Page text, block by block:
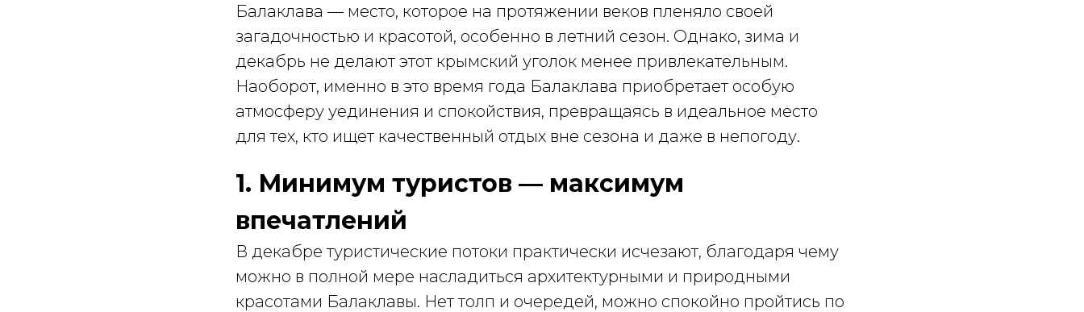
Балаклава — место, которое на протяжении веков пленяло своей
загадочностью и красотой, особенно в летний сезон. Однако, зима и
декабрь не делают этот крымский уголок менее привлекательным.
Наоборот, именно в это время года Балаклава приобретает особую
атмосферу уединения и спокойствия, превращаясь в идеальное место
для тех, кто ищет качественный отдых вне сезона и даже в непогоду.
1. Минимум туристов — максимум
впечатлений
В декабре туристические потоки практически исчезают, благодаря чему
можно в полной мере насладиться архитектурными и природными
красотами Балаклавы. Нет толп и очередей, можно спокойно пройтись по